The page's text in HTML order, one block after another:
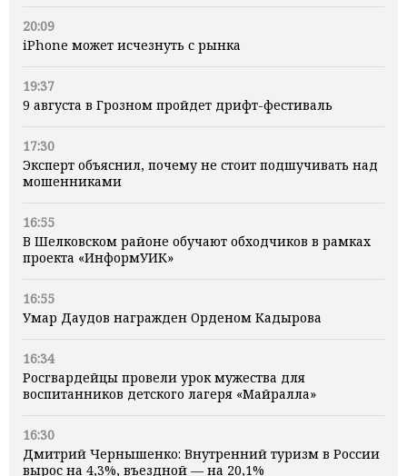
20:09
iPhone может исчезнуть с рынка
19:37
9 августа в Грозном пройдет дрифт-фестиваль
17:30
Эксперт объяснил, почему не стоит подшучивать над
мошенниками
16:55
В Шелковском районе обучают обходчиков в рамках
проекта «ИнформУИК»
16:55
Умар Даудов награжден Орденом Кадырова
16:34
Росгвардейцы провели урок мужества для
воспитанников детского лагеря «Майралла»
16:30
Дмитрий Чернышенко: Внутренний туризм в России
вырос на 4,3%, въездной — на 20,1%